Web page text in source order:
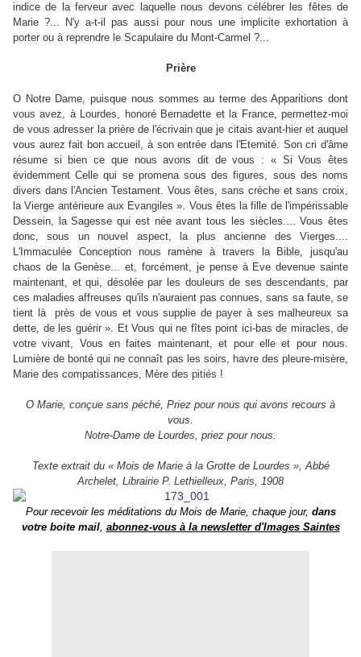
indice de la ferveur avec laquelle nous devons célébrer les fêtes de
Marie ?... N'y a-t-il pas aussi pour nous une implicite exhortation à
porter ou à reprendre le Scapulaire du Mont-Carmel ?...
Prière
O Notre Dame, puisque nous sommes au terme des Apparitions dont
vous avez, à Lourdes, honoré Bernadette et la France, permettez-moi
de vous adresser la prière de l'écrivain que je citais avant-hier et auquel
vous aurez fait bon accueil, à son entrée dans l'Eternité. Son cri d'âme
résume si bien ce que nous avons dit de vous : « Si Vous êtes
évidemment Celle qui se promena sous des figures, sous des noms
divers dans l'Ancien Testament. Vous êtes, sans crèche et sans croix,
la Vierge antérieure aux Evangiles ». Vous êtes la fille de l'impérissable
Dessein, la Sagesse qui est née avant tous les siècles.... Vous êtes
donc, sous un nouvel aspect, la plus ancienne des Vierges....
L'Immaculée Conception nous ramène à travers la Bible, jusqu'au
chaos de la Genèse... et, forcément, je pense à Eve devenue sainte
maintenant, et qui, désolée par les douleurs de ses descendants, par
ces maladies affreuses qu'ils n'auraient pas connues, sans sa faute, se
tient là près de vous et vous supplie de payer à ses malheureux sa
dette, de les guérir ». Et Vous qui ne fîtes point ici-bas de miracles, de
votre vivant, Vous en faites maintenant, et pour elle et pour nous.
Lumière de bonté qui ne connaît pas les soirs, havre des pleure-misère,
Marie des compatissances, Mère des pitiés !
O Marie, conçue sans péché, Priez pour nous qui avons recours à
vous.
Notre-Dame de Lourdes, priez pour nous.
Texte extrait du « Mois de Marie à la Grotte de Lourdes », Abbé
Archelet, Librairie P. Lethielleux, Paris, 1908
Pour recevoir les méditations du Mois de Marie, chaque jour, dans
votre boite mail, abonnez-vous à la newsletter d'Images Saintes